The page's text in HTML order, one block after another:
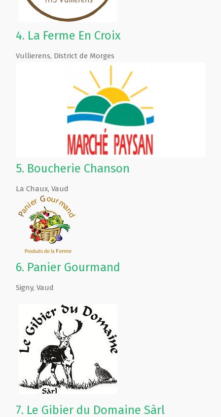
4. La Ferme En Croix
Vullierens, District de Morges
5. Boucherie Chanson
La Chaux, Vaud
6. Panier Gourmand
Signy, Vaud
7. Le Gibier du Domaine Sàrl